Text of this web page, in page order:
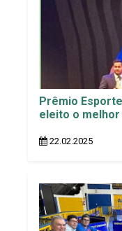
Prêmio
eleito o melhor
22.02.2025